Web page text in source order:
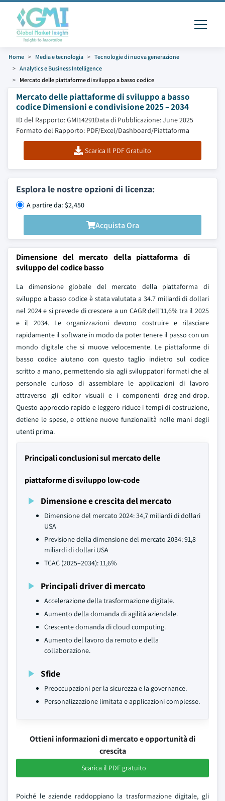
Home Media e tecnologia
Tecnologie di nuova generazione
Analytics e Business Intelligence
Mercato delle piattaforme di sviluppo a basso codice
Mercato delle piattaforme di sviluppo a basso
codice Dimensioni e condivisione 2025 – 2034
ID del Rapporto: GMI14291Data di Pubblicazione: June 2025
Formato del Rapporto: PDF/Excel/Dashboard/Piattaforma
Scarica Il PDF Gratuito
Esplora le nostre opzioni di licenza:
A partire da: $2,450
Acquista Ora
Dimensione del mercato della piattaforma di
sviluppo del codice basso
La dimensione globale del mercato della piattaforma di
sviluppo a basso codice è stata valutata a 34.7 miliardi di dollari
nel 2024 e si prevede di crescere a un CAGR dell'11,6% tra il 2025
e il 2034. Le organizzazioni devono costruire e rilasciare
rapidamente il software in modo da poter tenere il passo con un
mondo digitale che si muove velocemente. Le piattaforme di
basso codice aiutano con questo taglio indietro sul codice
scritto a mano, permettendo sia agli sviluppatori formati che al
personale curioso di assemblare le applicazioni di lavoro
attraverso gli editor visuali e i componenti drag-and-drop.
Questo approccio rapido e leggero riduce i tempi di costruzione,
detiene le spese, e ottiene nuove funzionalità nelle mani degli
utenti prima.
Principali conclusioni sul mercato delle
piattaforme di sviluppo low-code
Dimensione e crescita del mercato
Dimensione del mercato 2024: 34,7 miliardi di dollari
USA
Previsione della dimensione del mercato 2034: 91,8
miliardi di dollari USA
TCAC (2025–2034): 11,6%
Principali driver di mercato
Accelerazione della trasformazione digitale.
Aumento della domanda di agilità aziendale.
Crescente domanda di cloud computing.
Aumento del lavoro da remoto e della
collaborazione.
Sfide
Preoccupazioni per la sicurezza e la governance.
Personalizzazione limitata e applicazioni complesse.
Ottieni informazioni di mercato e opportunità di
crescita
Scarica il PDF gratuito
Poiché le aziende raddoppiano la trasformazione digitale, gli